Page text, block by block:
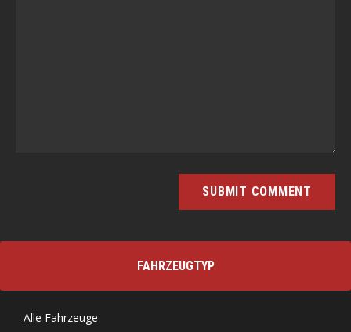
FAHRZEUGTYP
Alle Fahrzeuge